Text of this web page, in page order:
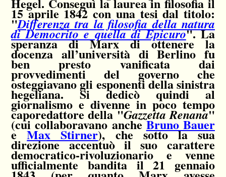
15 aprile 1842 con una tesi dal titolo:
"Differenza tra la filosofia della natura
di Democrito e quella di Epicuro". La
speranza di Marx di ottenere la
docenza all’università di Berlino fu
ben presto vanificata dai
provvedimenti del governo che
osteggiavano gli esponenti della sinistra
hegeliana. Si dedicò quindi al
giornalismo e divenne in poco tempo
caporedattore della "Gazzetta Renana"
(cui collaboravano ancheBruno Bauer
eMax Stirner), che sotto la sua
direzione accentuò il suo carattere
democratico-rivoluzionario e venne
ufficialmente bandita il 21 gennaio